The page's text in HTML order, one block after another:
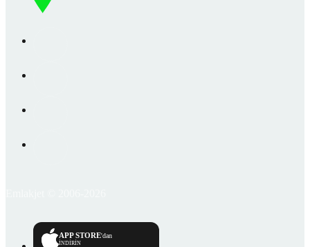
APP STORE'dan
İNDİRİN